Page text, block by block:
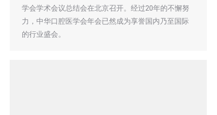
学会学术会议总结会在北京召开。经过20年的不懈努
力，中华口腔医学会年会已然成为享誉国内乃至国际
的行业盛会。